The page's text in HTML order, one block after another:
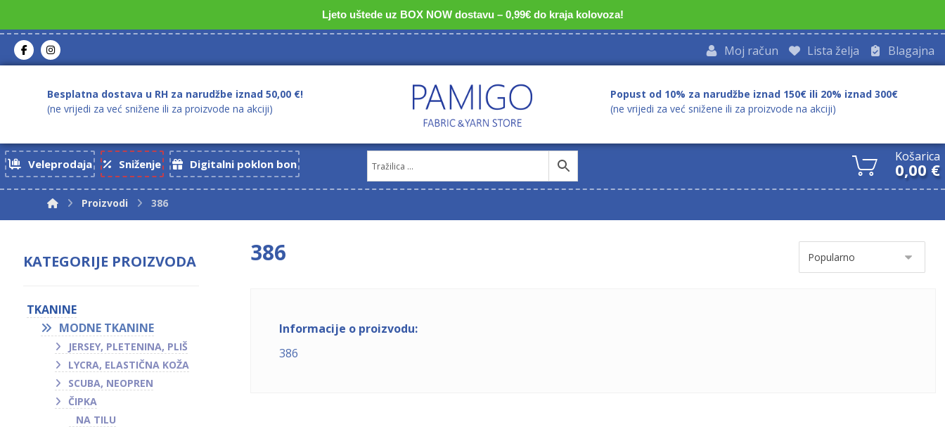
Ljeto uštede uz BOX NOW dostavu – 0,99€ do kraja kolovoza!
Blagajna
Lista želja
Moj račun
Besplatna dostava u RH za narudžbe iznad 50,00 €!
(ne vrijedi za već snižene ili za proizvode na akciji)
Popust od 10% za narudžbe iznad 150€ ili 20% iznad 300€
(ne vrijedi za već snižene ili za proizvode na akciji)
Veleprodaja Sniženje Digitalni poklon bon Košarica
0,00 €
Proizvodi 386
386
Informacije o proizvodu:
386
KATEGORIJE PROIZVODA
TKANINE
MODNE TKANINE
JERSEY, PLETENINA, PLIŠ
LYCRA, ELASTIČNA KOŽA
SCUBA, NEOPREN
ČIPKA
NA TILU